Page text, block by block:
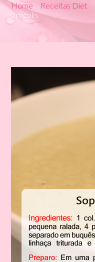
Home Receitas Diet
brócolis